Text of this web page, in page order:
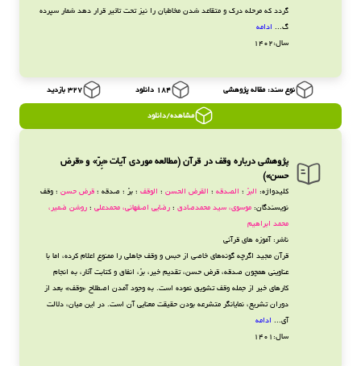
گردد که مرحله درک و متقاعد شدن مخاطبان را نیز تحت تاثیر قرار دهد شمار سپرده
گ... ادامه
سال:1402
نوع سند: مقاله پژوهشی 184 دانلود 327 بازدید
مشاهده/دانلود
پژوهشی درباره وقف در قرآن (مطالعه موردی آیات «بِرّ» و «قرض
حسن»)
کلیدواژه: البرّ ؛ الصدقه ؛ القرض الحسن ؛ الوقف ؛ برّ ؛ صدقه ؛ قرض حسن ؛ وقف
نویسندگان: موسوی، سید محمدصادق ؛ رضایی اصفهانی، محمدعلی ؛ روشن ضمیر،
محمد ابراهیم
ناشر: آموزه های قرآنی
قرآن مجید اگرچه گونه‌های خاصی از حبس و وقف جاهلی را ممنوع اعلام کرده، اما با
عناوینی همچون صدقه، قرض حسن، تقدیم خیر، برّ، انفاق و کتابت آثار، به انجام
کارهای خیر از جمله وقف تشویق نموده است. به وجود آمدن اصطلاح «وقف» بعد از
دوران تشریع، نمایانگر متشرعه بودن حقیقت معنایی آن است. در این میان، دلالت
آی... ادامه
سال:1401